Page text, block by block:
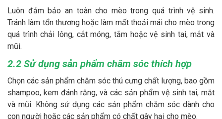
Luôn đảm bảo an toàn cho mèo trong quá trình vệ sinh.
Tránh làm tổn thương hoặc làm mất thoải mái cho mèo trong
quá trình chải lông, cắt móng, tắm hoặc vệ sinh tai, mắt và
mũi.
2.2 Sử dụng sản phẩm chăm sóc thích hợp
Chọn các sản phẩm chăm sóc thú cưng chất lượng, bao gồm
shampoo, kem đánh răng, và các sản phẩm vệ sinh tai, mắt
và mũi. Không sử dụng các sản phẩm chăm sóc dành cho
con người hoặc các sản phẩm có chất gây hại cho mèo.